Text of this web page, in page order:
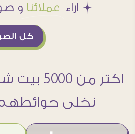
Æ اراء عملائنا و
كل
اكتر من
نخلى